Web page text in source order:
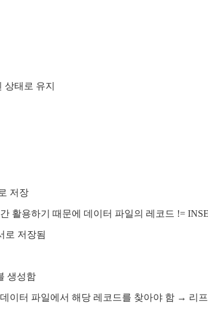
태로 유지
저장
활용하기 때문에 데이터 파일의 레코드 !=
로 저장됨
생성함
이터 파일에서 해당 레코드를 찾아야 함 → 리